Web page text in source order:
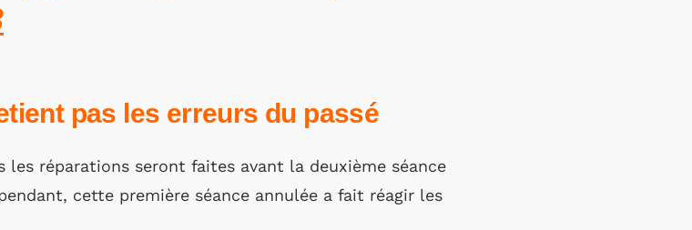
pas les erreurs du passé
les réparations seront faites avant la deuxième séance
cette première séance annulée a fait réagir les